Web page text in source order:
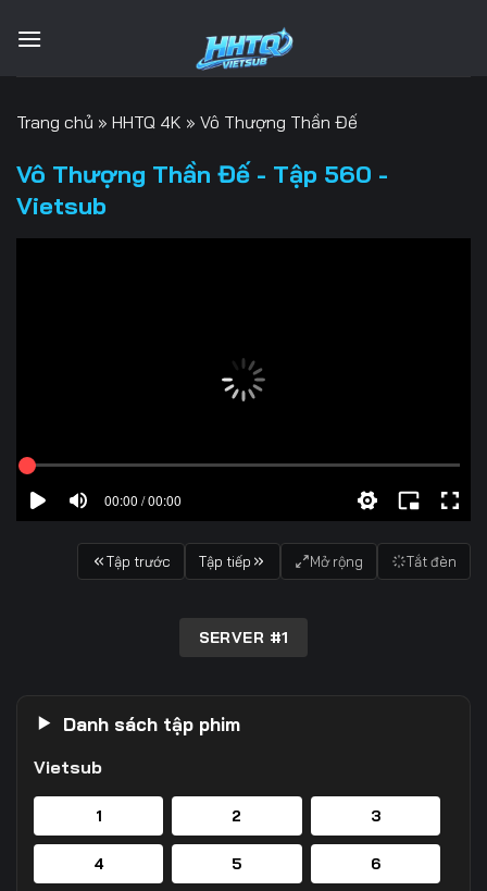
qua
Trang chủ » HHTQ 4K » Vô Thượng Thần Đế
Vô Thượng Thần Đế - Tập 560 -
Vietsub
00:00 / 00:00
Tập trước Tập tiếp Mở rộng Tắt đèn
SERVER #1
Danh sách tập phim
Vietsub
1 2 3
4 5 6